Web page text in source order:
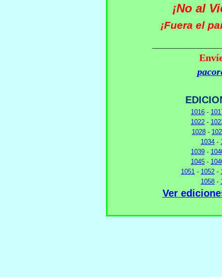
¡No al
¡Fuera el
1016 -
1022 -
1028 -
1034 -
1039 -
1045 -
1051 - 1052 -
1058 -
Ver